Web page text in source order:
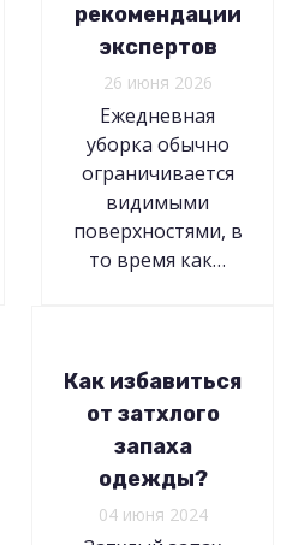
рекомендации
экспертов
26 июня 2026
Ежедневная
уборка обычно
ограничивается
видимыми
поверхностями, в
то время как…
Как избавиться
от затхлого
запаха
одежды?
04 июня 2024